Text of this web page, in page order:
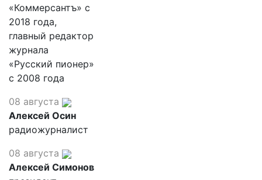
«Коммерсантъ» с
2018 года,
главный редактор
журнала
«Русский пионер»
с 2008 года
08 августа
Алексей Осин
радиожурналист
08 августа
Алексей Симонов